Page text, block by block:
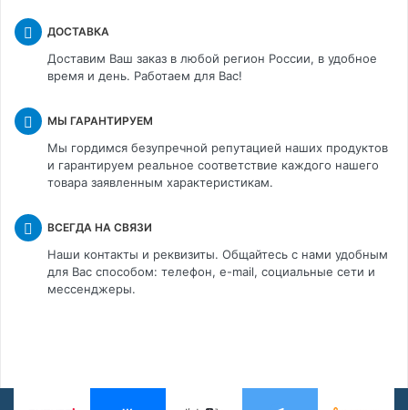
ДОСТАВКА
Доставим Ваш заказ в любой регион России, в удобное
время и день. Работаем для Вас!
МЫ ГАРАНТИРУЕМ
Мы гордимся безупречной репутацией наших продуктов
и гарантируем реальное соответствие каждого нашего
товара заявленным характеристикам.
ВСЕГДА НА СВЯЗИ
Наши контакты и реквизиты. Общайтесь с нами удобным
для Вас способом: телефон, e-mail, социальные сети и
мессенджеры.